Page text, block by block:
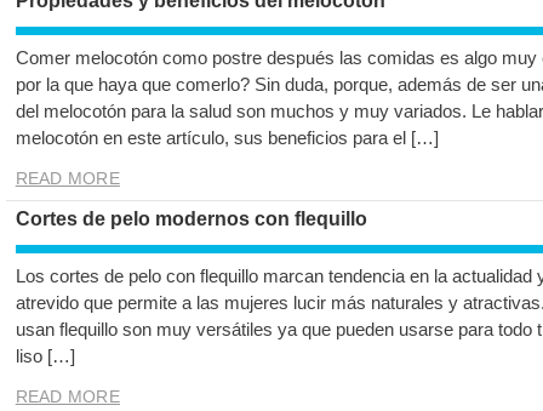
Comer melocotón como postre después las comidas es algo
por la que haya que comerlo? Sin duda, porque, además de ser
del melocotón para la salud son muchos y muy variados. Le
melocotón en este artículo, sus beneficios para el […]
READ MORE
Cortes de pelo modernos con flequillo
Los cortes de pelo con flequillo marcan tendencia en la actualidad
atrevido que permite a las mujeres lucir más naturales y
usan flequillo son muy versátiles ya que pueden usarse para todo
liso […]
READ MORE